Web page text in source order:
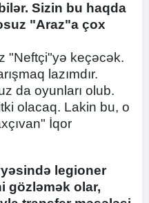
Sizin bu haqda
"Araz"a çox
"Neftçi"yə keçəcək.
lazımdır.
da oyunları olub.
olacaq. Lakin bu, o
İqor
legioner
gözləmək olar,